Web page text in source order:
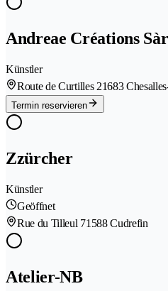
Andreae Créations
Künstler
Route de Curtilles 21683
Termin reservieren
Zzürcher
Künstler
Geöffnet
Rue du Tilleul 71588 Cudrefin
Atelier-NB